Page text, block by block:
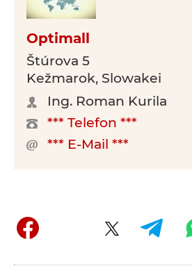
Optimall
Štúrova 5
Kežmarok, Slowakei
Ing. Roman Kurila
*** Telefon ***
*** E-Mail ***